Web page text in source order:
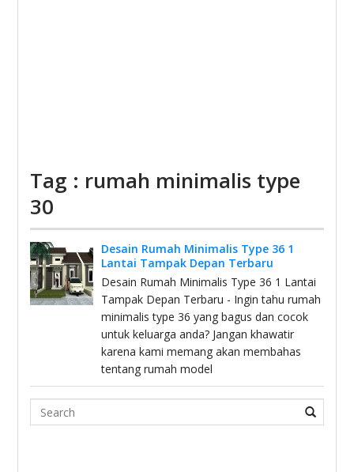
Tag : rumah minimalis type
30
Desain Rumah Minimalis Type 36 1
Lantai Tampak Depan Terbaru
Desain Rumah Minimalis Type 36 1 Lantai
Tampak Depan Terbaru - Ingin tahu rumah
minimalis type 36 yang bagus dan cocok
untuk keluarga anda? Jangan khawatir
karena kami memang akan membahas
tentang rumah model
Search